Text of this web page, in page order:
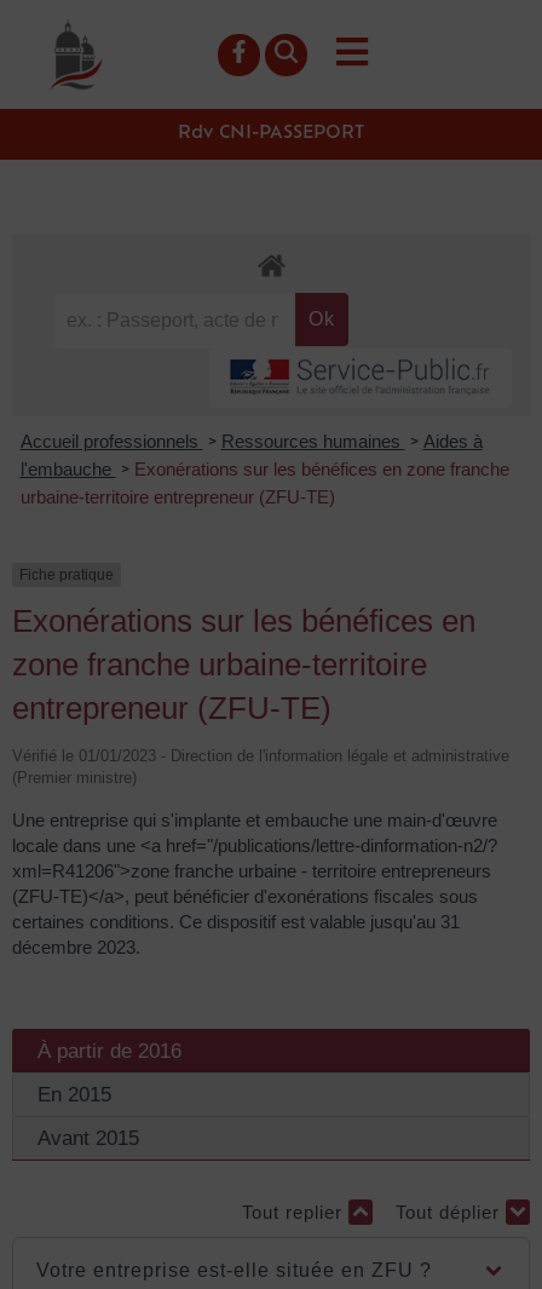
principal
Rdv CNI-PASSEPORT
Accueil professionnels > Ressources humaines > Aides à
l'embauche
> Exonérations sur les bénéfices en zone franche
urbaine-territoire entrepreneur (ZFU-TE)
Fiche pratique
Exonérations sur les bénéfices en
zone franche urbaine-territoire
entrepreneur (ZFU-TE)
Vérifié le 01/01/2023 - Direction de l'information légale et administrative
(Premier ministre)
Une entreprise qui s'implante et embauche une main-d'œuvre
locale dans une <a href="/publications/lettre-dinformation-n2/?
xml=R41206">zone franche urbaine - territoire entrepreneurs
(ZFU-TE)</a>, peut bénéficier d'exonérations fiscales sous
certaines conditions. Ce dispositif est valable jusqu'au 31
décembre 2023.
À partir de 2016
En 2015
Avant 2015
Tout replier Tout déplier
Votre entreprise est-elle située en ZFU ?